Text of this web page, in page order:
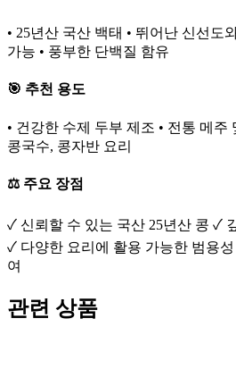
• 25년산 국산 백태 • 뛰어난 신선도
가능 • 풍부한 단백질 함유
🎯 추천 용도
• 건강한 수제 두부 제조 • 전통 메주
콩국수, 콩자반 요리
⚖️ 주요 장점
✓ 신뢰할 수 있는 국산 25년산 콩 ✓
✓ 다양한 요리에 활용 가능한 범용
여
관련 상품